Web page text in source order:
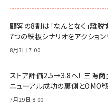
顧客の8割は「なんとなく」離
7つの鉄板シナリオをアクショ
8月3日 7:00
ストア評価2.5→3.8へ！ 三陽商
ニューアル成功の裏側とOMO
7月29日 8:00